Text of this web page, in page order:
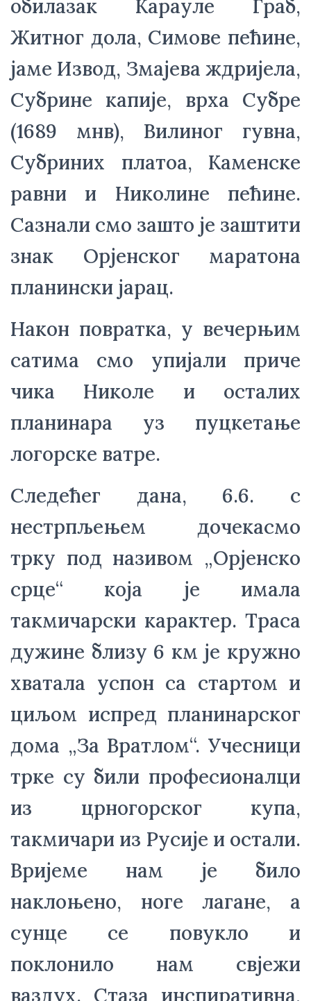
обилазак Карауле Граб,
Житног дола, Симове пећине,
јаме Извод, Змајева ждријела,
Субрине капије, врха Субре
(1689 мнв), Вилиног гувна,
Субриних платоа, Каменске
равни и Николине пећине.
Сазнали смо зашто је заштити
знак Орјенског маратона
планински јарац.
Након повратка, у вечерњим
сатима смо упијали приче
чика Николе и осталих
планинара уз пуцкетање
логорске ватре.
Следећег дана, 6.6. с
нестрпљењем дочекасмо
трку под називом „Орјенско
срце“ која је имала
такмичарски карактер. Траса
дужине близу 6 км је кружно
хватала успон са стартом и
циљом испред планинарског
дома „За Вратлом“. Учесници
трке су били професионалци
из црногорског купа,
такмичари из Русије и остали.
Вријеме нам је било
нaклоњено, ноге лагане, а
сунце се повукло и
поклонило нам свјежи
ваздух. Стаза инспиративна,